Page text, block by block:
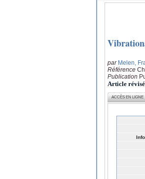
par Melen,
Référence
Publication
Article
ACCÈS EN LIGNE